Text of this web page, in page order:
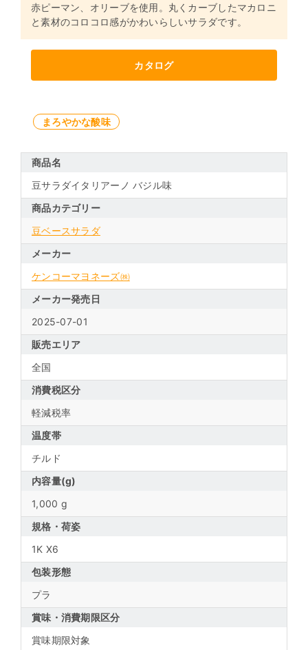
赤ピーマン、オリーブを使用。丸くカーブしたマカロニ
と素材のコロコロ感がかわいらしいサラダです。
カタログ
まろやかな酸味
商品名
豆サラダイタリアーノ バジル味
商品カテゴリー
豆ベースサラダ
メーカー
ケンコーマヨネーズ㈱
メーカー発売日
2025-07-01
販売エリア
全国
消費税区分
軽減税率
温度帯
チルド
内容量(g)
1,000 g
規格・荷姿
1K X6
包装形態
プラ
賞味・消費期限区分
賞味期限対象